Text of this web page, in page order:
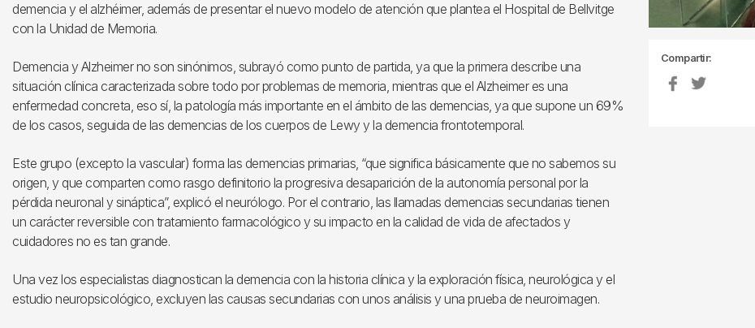
demencia y el alzhéimer, además de presentar el nuevo modelo de atención que plantea el Hospital de Bellvitge
con la Unidad de Memoria.
Demencia y Alzheimer no son sinónimos, subrayó como punto de partida, ya que la primera describe una
situación clínica caracterizada sobre todo por problemas de memoria, mientras que el Alzheimer es una
enfermedad concreta, eso sí, la patología más importante en el ámbito de las demencias, ya que supone un 69%
de los casos, seguida de las demencias de los cuerpos de Lewy y la demencia frontotemporal.
Este grupo (excepto la vascular) forma las demencias primarias, “que significa básicamente que no sabemos su
origen, y que comparten como rasgo definitorio la progresiva desaparición de la autonomía personal por la
pérdida neuronal y sináptica”, explicó el neurólogo. Por el contrario, las llamadas demencias secundarias tienen
un carácter reversible con tratamiento farmacológico y su impacto en la calidad de vida de afectados y
cuidadores no es tan grande.
Una vez los especialistas diagnostican la demencia con la historia clínica y la exploración física, neurológica y el
estudio neuropsicológico, excluyen las causas secundarias con unos análisis y una prueba de neuroimagen.
Compartir: